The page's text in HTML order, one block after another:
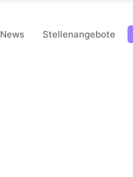
News Stellenangebote